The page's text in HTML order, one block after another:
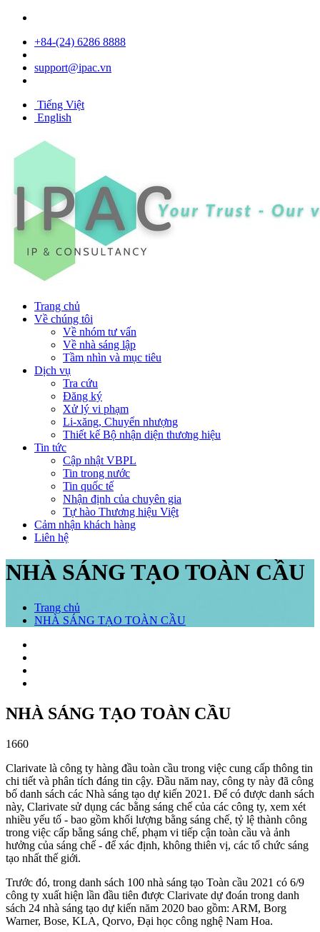
+84- (24) 6286 8888
support@ipac.vn
Tiếng Việt
English
Trang chủ
Về chúng tôi
Về nhóm tư vấn
Về nhà sáng lập
Tầm nhìn và mục tiêu
Dịch vụ
Tra cứu
Đăng ký
Xử lý vi phạm
Li-xăng, Chuyển nhượng
Thiết kế Bộ nhận diện thương hiệu
Tin tức
Cập nhật VBPL
Tin trong nước
Tin quốc tế
Nhận định của chuyên gia
Tự hào Thương hiệu Việt
Cảm nhận khách hàng
Liên hệ
NHÀ SÁNG TẠO TOÀN CẦU
Trang chủ
NHÀ SÁNG TẠO TOÀN CẦU
NHÀ SÁNG TẠO TOÀN CẦU
1660
Clarivate là công ty hàng đầu toàn cầu trong việc cung cấp thông tin
chi tiết và phân tích đáng tin cậy. Đầu năm nay, công ty này đã công
bố danh sách các Nhà sáng tạo dự kiến 2021. Để có được danh sách
này, Clarivate sử dụng các bằng sáng chế của các công ty, xem xét
nhiều yếu tố - bao gồm khối lượng bằng sáng chế, tỷ lệ thành công
trong việc cấp bằng sáng chế, phạm vi tiếp cận toàn cầu và ảnh
hưởng của sáng chế - để xác định, không thiên vị, các tổ chức sáng
tạo nhất thế giới.
Trước đó, trong danh sách 100 nhà sáng tạo Toàn cầu 2021 có 6/9
công ty xuất hiện lần đầu tiên được Clarivate dự đoán trong danh
sách 24 nhà sáng tạo dự kiến năm 2020 bao gồm: ARM, Borg
Warner, Bose, KLA, Qorvo, Đại học công nghệ Nam Hoa.